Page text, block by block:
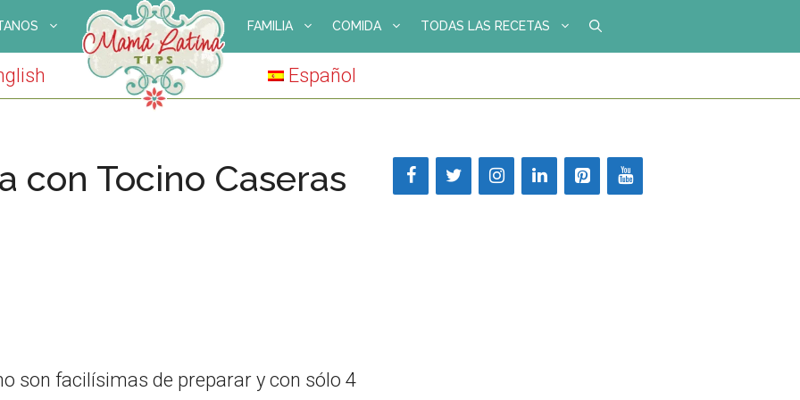
FAMILIA COMIDA TODAS LAS RECETAS
Español
con Tocino Caseras
son facilísimas de preparar y con sólo 4